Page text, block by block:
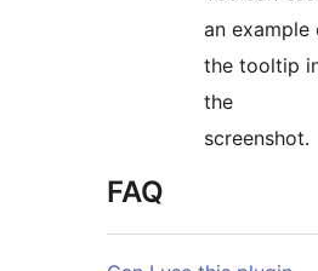
an example
the tooltip
the
screenshot.
FAQ